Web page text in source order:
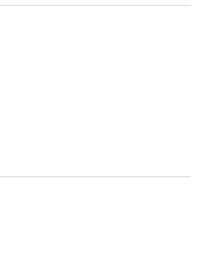
In addition
in the room. Other